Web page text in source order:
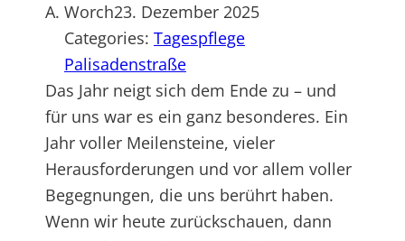
A. Worch23. Dezember 2025
Categories: Tagespflege
Palisadenstraße
Das Jahr neigt sich dem Ende zu – und
für uns war es ein ganz besonderes. Ein
Jahr voller Meilensteine, vieler
Herausforderungen und vor allem voller
Begegnungen, die uns berührt haben.
Wenn wir heute zurückschauen, dann